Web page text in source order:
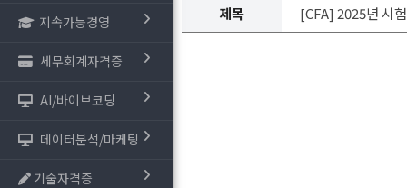
지속가능경영
세무회계자격증
AI/바이브코딩
데이터분석/마케팅
기술자격증
제목 [CFA] 2025년 시